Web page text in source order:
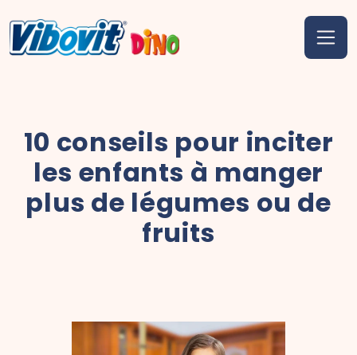
10 conseils pour inciter
les enfants à manger
plus de légumes ou de
fruits